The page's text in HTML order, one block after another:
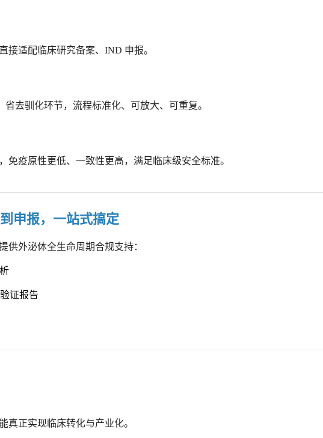
接适配临床研究备案、 IND 申报。
去驯化环节，流程标准化、可放大、可重复。
免疫原性更低、一致性更高，满足临床级安全标准。
申报，一站式搞定
供外泌体全生命周期合规支持：
证报告
真正实现临床转化与产业化。